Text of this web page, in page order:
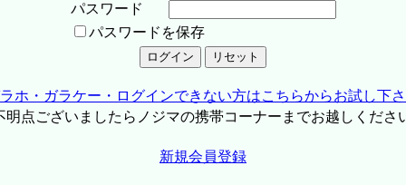
パスワード
パスワードを保存
ホ・ガラケー・ログインできない方はこちらからお試し下
点ございましたらノジマの携帯コーナーまでお越しくださ
新規会員登録